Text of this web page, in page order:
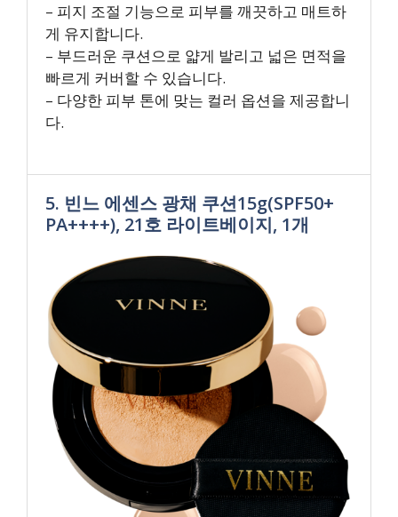
– 피지 조절 기능으로 피부를 깨끗하고 매트하
게 유지합니다.
– 부드러운 쿠션으로 얇게 발리고 넓은 면적을
빠르게 커버할 수 있습니다.
– 다양한 피부 톤에 맞는 컬러 옵션을 제공합니
다.
5. 빈느 에센스 광채 쿠션15g(SPF50+
PA++++), 21호 라이트베이지, 1개